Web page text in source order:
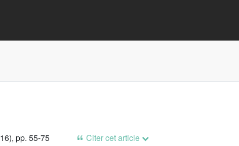
pp. 55-75
Citer cet article